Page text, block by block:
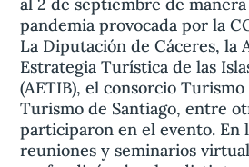
pandemia provocada por la
La Diputación de Cáceres, la
Estrategia Turística de las
(AETIB), el consorcio
Turismo de Santiago, entre
participaron en el evento. En
reuniones y seminarios